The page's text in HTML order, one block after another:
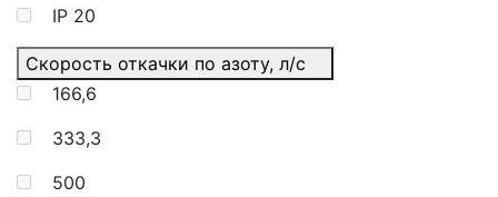
IP 20
Скорость откачки по азоту, л/с
166,6
333,3
500